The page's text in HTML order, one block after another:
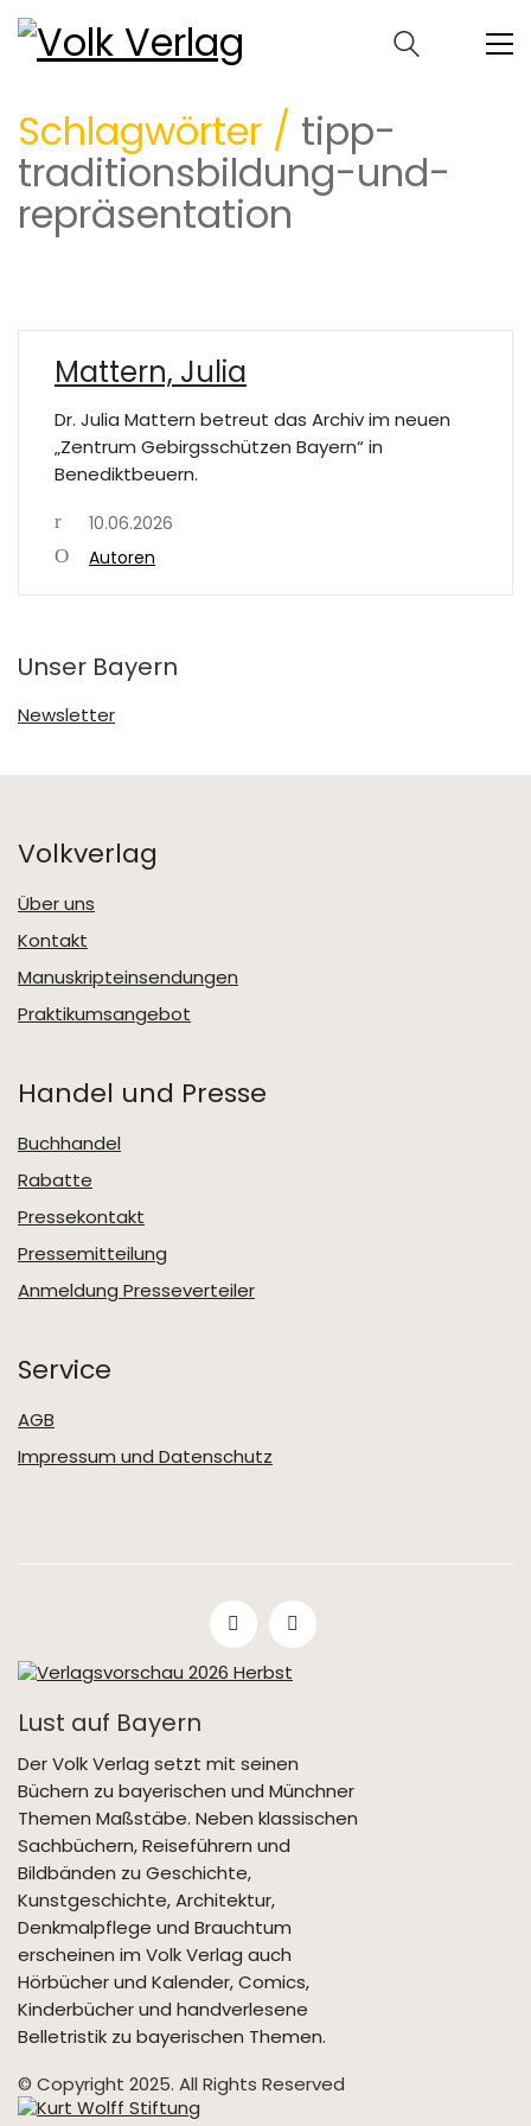
Schlagwörter / tipp-
traditionsbildung-und-
repräsentation
Mattern, Julia
Dr. Julia Mattern betreut das Archiv im neuen
„Zentrum Gebirgsschützen Bayern“ in
Benediktbeuern.
10.06.2026
Autoren
Unser Bayern
Newsletter
Volkverlag
Über uns
Kontakt
Manuskripteinsendungen
Praktikumsangebot
Handel und Presse
Buchhandel
Rabatte
Pressekontakt
Pressemitteilung
Anmeldung Presseverteiler
Service
AGB
Impressum und Datenschutz
Lust auf Bayern
Der Volk Verlag setzt mit seinen
Büchern zu bayerischen und Münchner
Themen Maßstäbe. Neben klassischen
Sachbüchern, Reiseführern und
Bildbänden zu Geschichte,
Kunstgeschichte, Architektur,
Denkmalpflege und Brauchtum
erscheinen im Volk Verlag auch
Hörbücher und Kalender, Comics,
Kinderbücher und handverlesene
Belletristik zu bayerischen Themen.
© Copyright 2025. All Rights Reserved